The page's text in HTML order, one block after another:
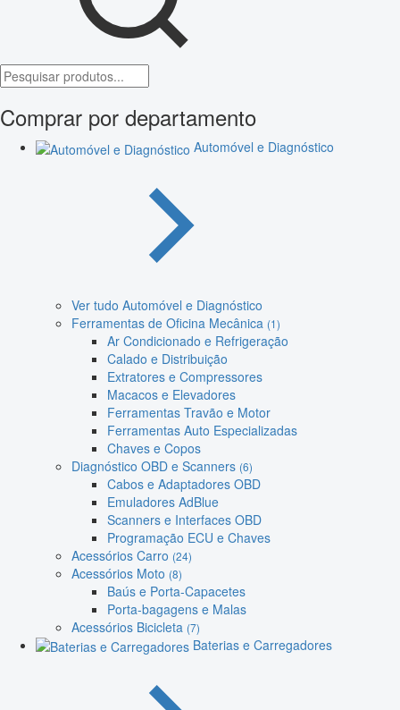
Comprar por departamento
Automóvel e Diagnóstico
Ver tudo Automóvel e Diagnóstico
Ferramentas de Oficina Mecânica (1)
Ar Condicionado e Refrigeração
Calado e Distribuição
Extratores e Compressores
Macacos e Elevadores
Ferramentas Travão e Motor
Ferramentas Auto Especializadas
Chaves e Copos
Diagnóstico OBD e Scanners (6)
Cabos e Adaptadores OBD
Emuladores AdBlue
Scanners e Interfaces OBD
Programação ECU e Chaves
Acessórios Carro (24)
Acessórios Moto (8)
Baús e Porta-Capacetes
Porta-bagagens e Malas
Acessórios Bicicleta (7)
Baterias e Carregadores